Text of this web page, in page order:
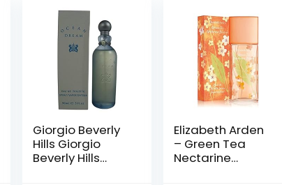
Giorgio Beverly
Hills Giorgio
Beverly Hills
Elizabeth Arden
– Green Tea
Nectarine